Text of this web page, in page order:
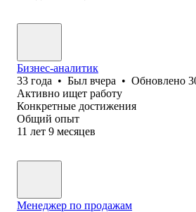
Бизнес-аналитик
33 года • Был вчера • Обновлено
Активно ищет работу
Конкретные достижения
Общий опыт
11 лет 9 месяцев
Менеджер по продажам